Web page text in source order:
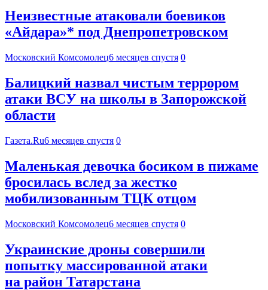
Неизвестные атаковали боевиков
«Айдара»* под Днепропетровском
Московский Комсомолец6 месяцев спустя 0
Балицкий назвал чистым террором
атаки ВСУ на школы в Запорожской
области
Газета.Ru6 месяцев спустя 0
Маленькая девочка босиком в пижаме
бросилась вслед за жестко
мобилизованным ТЦК отцом
Московский Комсомолец6 месяцев спустя 0
Украинские дроны совершили
попытку массированной атаки
на район Татарстана